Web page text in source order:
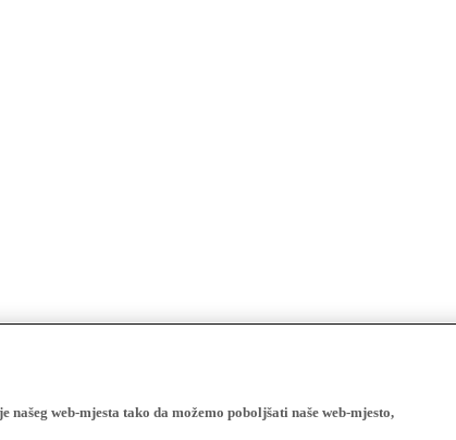
web-mjesta tako da možemo poboljšati naše web-mjesto,